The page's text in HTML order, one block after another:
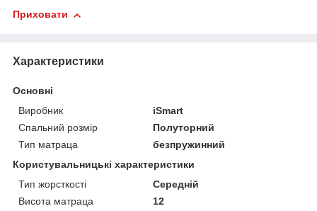
Приховати
Характеристики
Основні
Виробник
iSmart
Спальний розмір
Полуторний
Тип матраца
безпружинний
Користувальницькі характеристики
Тип жорсткості
Середній
Висота матраца
12